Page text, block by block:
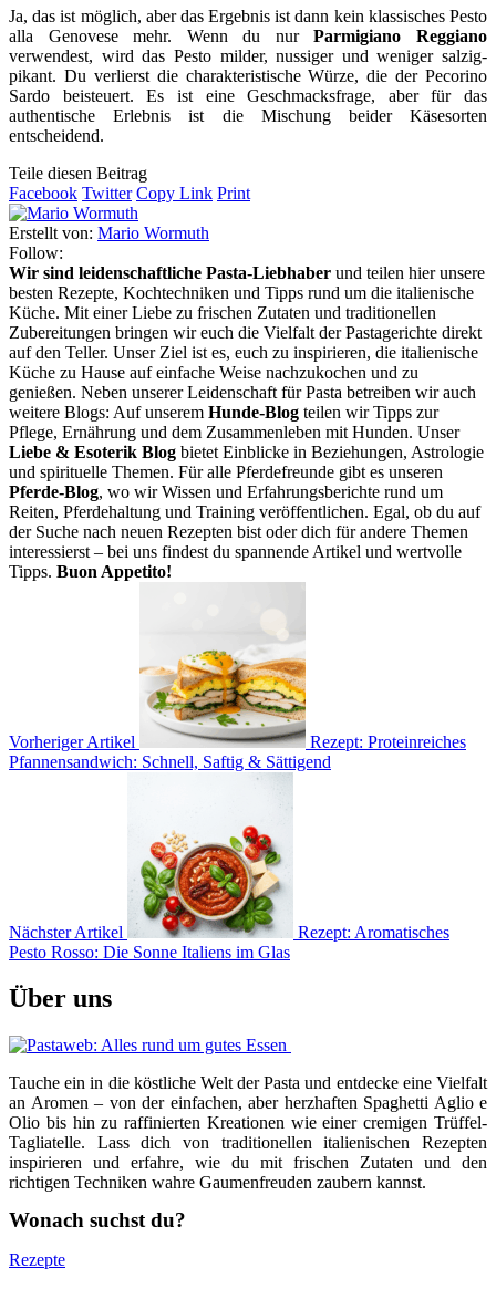
Ja, das ist möglich, aber das Ergebnis ist dann kein klassisches Pesto
alla Genovese mehr. Wenn du nurParmigiano Reggiano
verwendest, wird das Pesto milder, nussiger und weniger salzig-
pikant. Du verlierst die charakteristische Würze, die der Pecorino
Sardo beisteuert. Es ist eine Geschmacksfrage, aber für das
authentische Erlebnis ist die Mischung beider Käsesorten
entscheidend.
Teile diesen Beitrag
Facebook Twitter Copy Link Print
Erstellt von: Mario Wormuth
Follow:
Wir sind leidenschaftliche Pasta-Liebhaber und teilen hier unsere
besten Rezepte, Kochtechniken und Tipps rund um die italienische
Küche. Mit einer Liebe zu frischen Zutaten und traditionellen
Zubereitungen bringen wir euch die Vielfalt der Pastagerichte direkt
auf den Teller. Unser Ziel ist es, euch zu inspirieren, die italienische
Küche zu Hause auf einfache Weise nachzukochen und zu
genießen. Neben unserer Leidenschaft für Pasta betreiben wir auch
weitere Blogs: Auf unserem Hunde-Blog teilen wir Tipps zur
Pflege, Ernährung und dem Zusammenleben mit Hunden. Unser
Liebe & Esoterik Blog bietet Einblicke in Beziehungen, Astrologie
und spirituelle Themen. Für alle Pferdefreunde gibt es unseren
Pferde-Blog, wo wir Wissen und Erfahrungsberichte rund um
Reiten, Pferdehaltung und Training veröffentlichen. Egal, ob du auf
der Suche nach neuen Rezepten bist oder dich für andere Themen
interessierst – bei uns findest du spannende Artikel und wertvolle
Tipps. Buon Appetito!
Vorheriger Artikel
Rezept: Proteinreiches
Pfannensandwich: Schnell, Saftig & Sättigend
Nächster Artikel
Rezept: Aromatisches
Pesto Rosso: Die Sonne Italiens im Glas
Über uns
Tauche ein in die köstliche Welt der Pasta und entdecke eine Vielfalt
an Aromen – von der einfachen, aber herzhaften Spaghetti Aglio e
Olio bis hin zu raffinierten Kreationen wie einer cremigen Trüffel-
Tagliatelle. Lass dich von traditionellen italienischen Rezepten
inspirieren und erfahre, wie du mit frischen Zutaten und den
richtigen Techniken wahre Gaumenfreuden zaubern kannst.
Wonach suchst du?
Rezepte